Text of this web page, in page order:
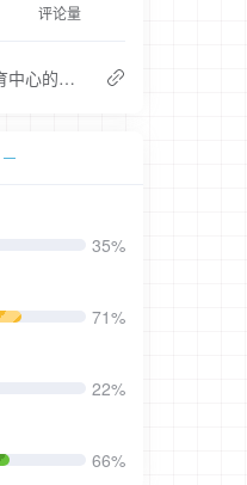
评论量
107天后，苏州体育中心的夜，又亮了一次
35%
71%
22%
66%